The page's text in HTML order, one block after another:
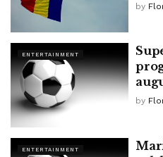
by
ENTERTAINMENT
by
ENTERTAINMENT